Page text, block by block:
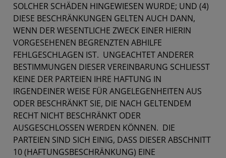
SOLCHER SCHÄDEN HINGEWIESEN WURDE; UND (4)
DIESE BESCHRÄNKUNGEN GELTEN AUCH DANN,
WENN DER WESENTLICHE ZWECK EINER HIERIN
VORGESEHENEN BEGRENZTEN ABHILFE
FEHLGESCHLAGEN IST. UNGEACHTET ANDERER
BESTIMMUNGEN DIESER VEREINBARUNG SCHLIESST
KEINE DER PARTEIEN IHRE HAFTUNG IN
IRGENDEINER WEISE FÜR ANGELEGENHEITEN AUS
ODER BESCHRÄNKT SIE, DIE NACH GELTENDEM
RECHT NICHT BESCHRÄNKT ODER
AUSGESCHLOSSEN WERDEN KÖNNEN. DIE
PARTEIEN SIND SICH EINIG, DASS DIESER ABSCHNITT
10 (HAFTUNGSBESCHRÄNKUNG) EINE